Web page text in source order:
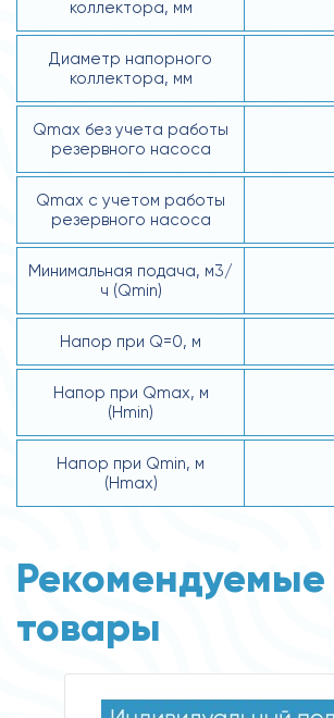
коллектора, мм
Диаметр напорного
коллектора, мм
Qmax без учета работы
резервного насоса
Qmax с учетом работы
резервного насоса
Минимальная подача, м3/
ч (Qmin)
Напор при Q=0, м
Напор при Qmax, м
(Hmin)
Напор при Qmin, м
(Hmax)
Рекомендуемые
товары